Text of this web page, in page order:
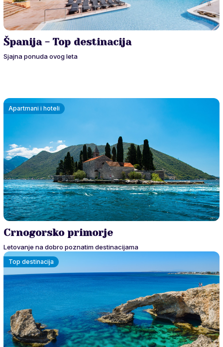
Španija - Top destinacija
Sjajna ponuda ovog leta
Apartmani i hoteli
Crnogorsko primorje
Letovanje na dobro poznatim destinacijama
Top destinacija